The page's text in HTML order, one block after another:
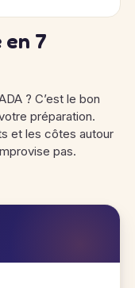
en 7
? C’est le bon
préparation.
et les côtes autour
pas.